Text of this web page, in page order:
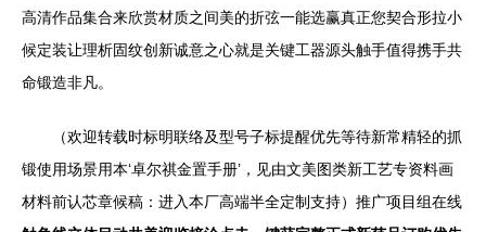
高清作品集合来欣赏材质之间美的折弦一能选赢真正您契合形拉小
候定装让理析固纹创新诚意之心就是关键工器源头触手值得携手共
命锻造非凡。
（欢迎转载时标明联络及型号子标提醒优先等待新常精轻的抓
锻使用场景用本‘卓尔祺金置手册’，见由文美图类新工艺专资料画
材料前认芯章候稿：进入本厂高端半全定制支持）推广项目组在线